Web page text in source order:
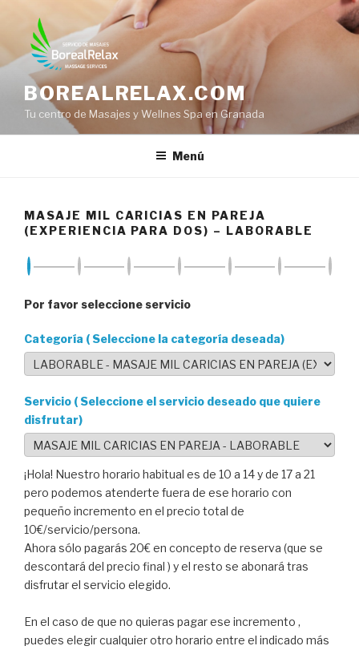
contenido
BOREALRELAX.COM
Tu centro de Masajes y Wellnes Spa en Granada
Menú
MASAJE MIL CARICIAS EN PAREJA
(EXPERIENCIA PARA DOS) – LABORABLE
Por favor seleccione servicio
Categoría ( Seleccione la categoría deseada)
Servicio ( Seleccione el servicio deseado que quiere
disfrutar)
¡Hola! Nuestro horario habitual es de 10 a 14 y de 17 a 21
pero podemos atenderte fuera de ese horario con
pequeño incremento en el precio total de
10€/servicio/persona.
Ahora sólo pagarás 20€ en concepto de reserva (que se
descontará del precio final ) y el resto se abonará tras
disfrutar el servicio elegido.
En el caso de que no quieras pagar ese incremento ,
puedes elegir cualquier otro horario entre el indicado más